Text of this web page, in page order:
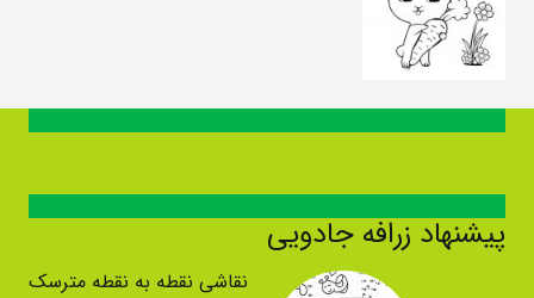
پیشنهاد زرافه جادویی
نقاشی نقطه به نقطه مترسک